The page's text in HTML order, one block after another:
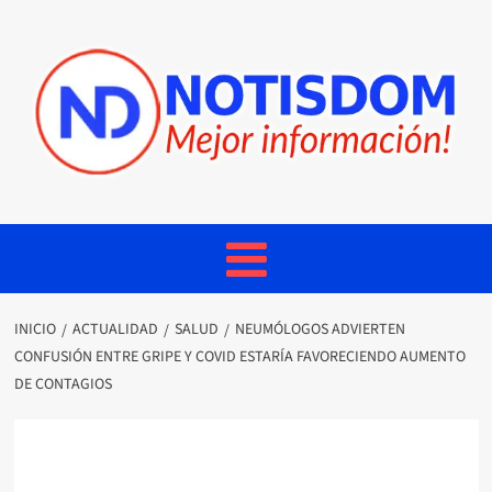
INICIO ACTUALIDAD SALUD
NEUMÓLOGOS ADVIERTEN
CONFUSIÓN ENTRE GRIPE Y COVID ESTARÍA FAVORECIENDO AUMENTO
DE CONTAGIOS